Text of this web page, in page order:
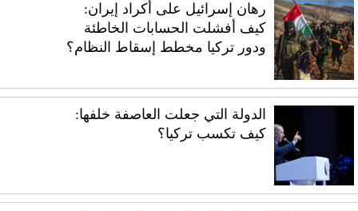
رهان إسرائيل على أكراد إيران:
كيف أفشلت الحسابات الخاطئة
ودور تركيا مخطط إسقاط النظام؟
الدولة التي جعلت العاصفة خلفها:
كيف تكسب تركيا؟